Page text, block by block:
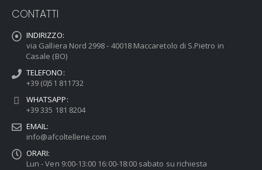
CONTATTI
INDIRIZZO:
via Galliera Nord 2998 - 40018 Maccaretolo di S.Pietro in
Casale (BO)
TELEFONO:
+39 (0)51 811732
WHATSAPP:
+39 335 181 8204
EMAIL:
info@afcoltellerie.com
ORARI:
Lun - Ven 9:00-13:00 16:00-18:00 sabato su richiesta